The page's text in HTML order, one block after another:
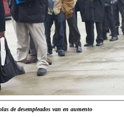
de desempleados van en aumento